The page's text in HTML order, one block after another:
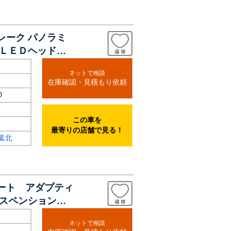
ク パノラミ
Ｄヘッドラ
北
ネットで相談
在庫確認・見積もり依頼
この車を
最寄りの店舗で見る！
ト アダプティ
スペンション
ネットで相談